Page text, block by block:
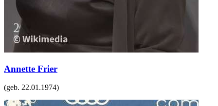
Annette Frier
(geb. 22.01.1974)